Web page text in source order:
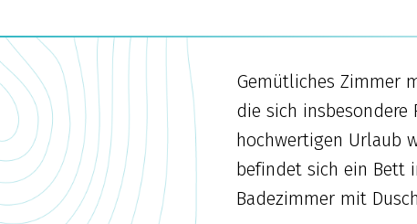
Gemütliches Zimmer
die sich
hochwertigen Urlaub
befindet sich ein Bett
Badezimmer mit